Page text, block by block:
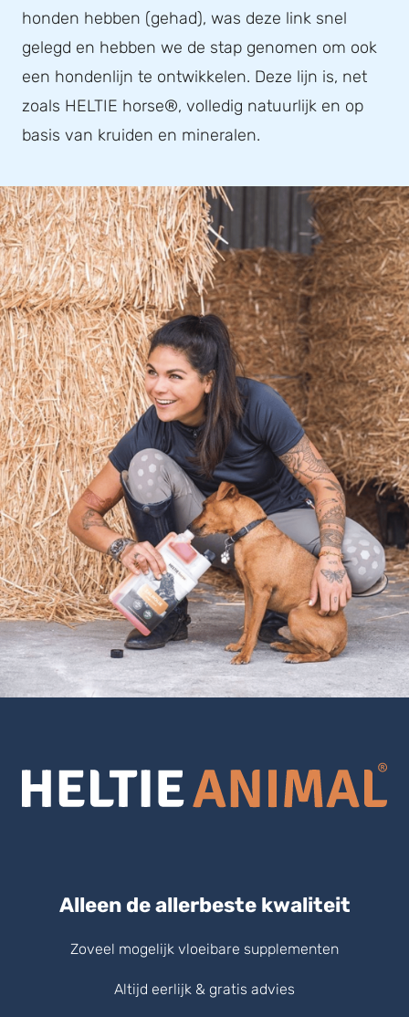
honden hebben (gehad), was deze link snel
gelegd en hebben we de stap genomen om ook
een hondenlijn te ontwikkelen. Deze lijn is, net
zoals HELTIE horse®, volledig natuurlijk en op
basis van kruiden en mineralen.
Alleen de allerbeste kwaliteit
Zoveel mogelijk vloeibare supplementen
Altijd eerlijk & gratis advies